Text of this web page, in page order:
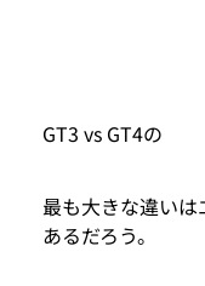
GT3 vs GT4の
最も大きな違い
あるだろう。